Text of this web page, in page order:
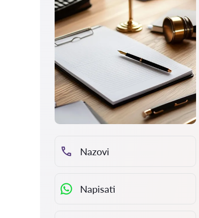
Nazovi
Napisati